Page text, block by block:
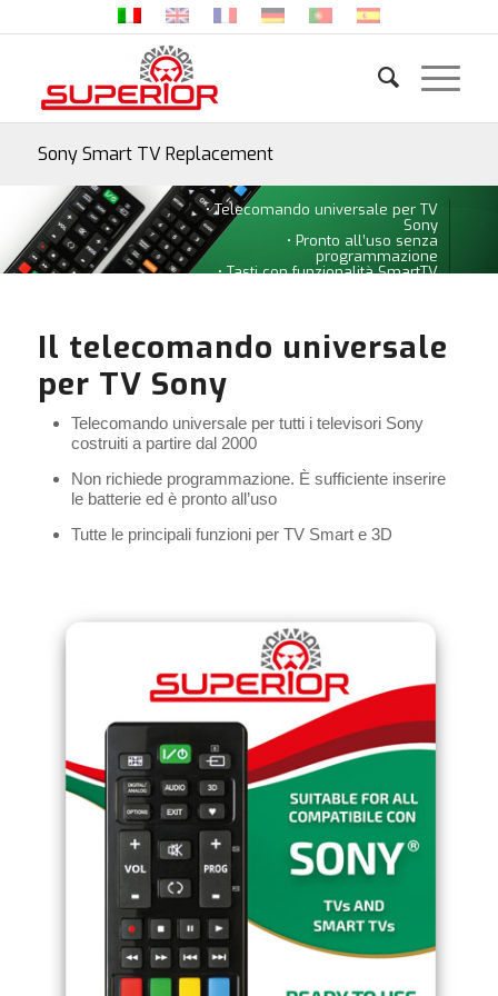
Sony Smart TV Replacement
• Telecomando universale per TV
Sony
• Pronto all’uso senza
programmazione
• Tasti con funzionalità SmartTV
Il telecomando universale
per TV Sony
Telecomando universale per tutti i televisori Sony
costruiti a partire dal 2000
Non richiede programmazione. È sufficiente inserire
le batterie ed è pronto all’uso
Tutte le principali funzioni per TV Smart e 3D